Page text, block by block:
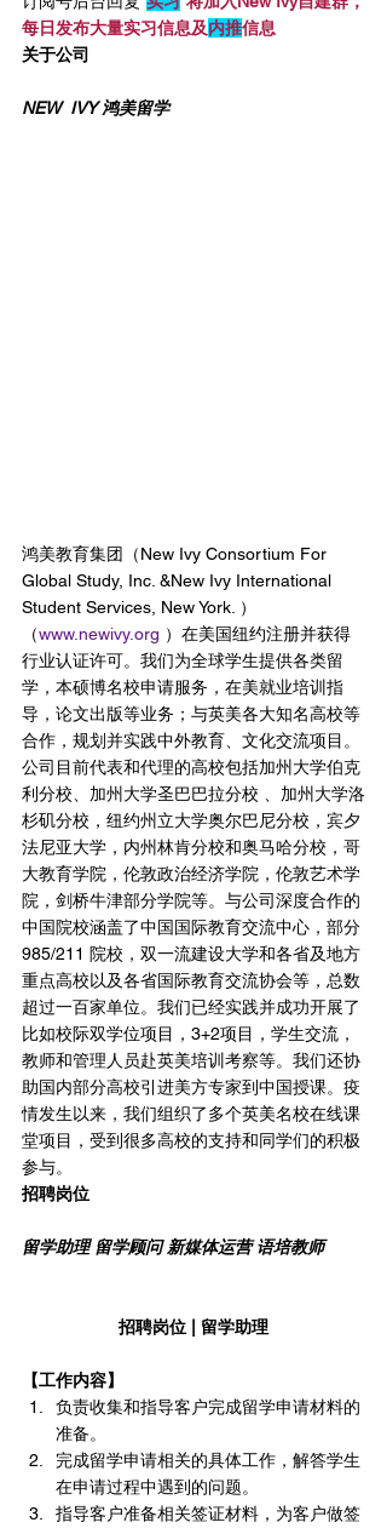
每日发布大量实习信息及内推信息
关于公司
NEW  IVY 鸿美留学
鸿美教育集团（New Ivy Consortium For
Global Study, Inc. &New Ivy International
Student Services, New York. ）
（www.newivy.org ）在美国纽约注册并获得
行业认证许可。我们为全球学生提供各类留
学，本硕博名校申请服务，在美就业培训指
导，论文出版等业务；与英美各大知名高校等
合作，规划并实践中外教育、文化交流项目。
公司目前代表和代理的高校包括加州大学伯克
利分校、加州大学圣巴巴拉分校 、加州大学洛
杉矶分校，纽约州立大学奥尔巴尼分校，宾夕
法尼亚大学，内州林肯分校和奥马哈分校，哥
大教育学院，伦敦政治经济学院，伦敦艺术学
院，剑桥牛津部分学院等。与公司深度合作的
中国院校涵盖了中国国际教育交流中心，部分
985/211 院校，双一流建设大学和各省及地方
重点高校以及各省国际教育交流协会等，总数
超过一百家单位。我们已经实践并成功开展了
比如校际双学位项目，3+2项目，学生交流，
教师和管理人员赴英美培训考察等。我们还协
助国内部分高校引进美方专家到中国授课。疫
情发生以来，我们组织了多个英美名校在线课
堂项目，受到很多高校的支持和同学们的积极
参与。
招聘岗位
留学助理 留学顾问 新媒体运营 语培教师
招聘岗位 | 留学助理
【工作内容】
负责收集和指导客户完成留学申请材料的
准备。
完成留学申请相关的具体工作，解答学生
在申请过程中遇到的问题。
指导客户准备相关签证材料，为客户做签